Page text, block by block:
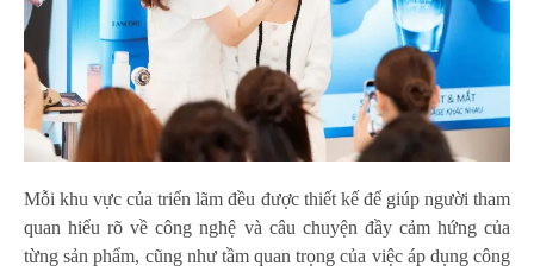
Mỗi khu vực của triển lãm đều được thiết kế để giúp người tham
quan hiểu rõ về công nghệ và câu chuyện đầy cảm hứng của
từng sản phẩm, cũng như tầm quan trọng của việc áp dụng công